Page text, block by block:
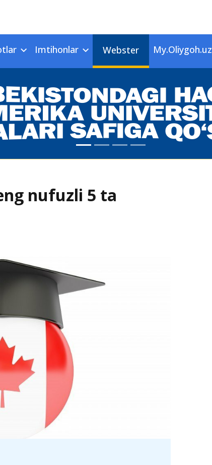
Imtihonlar Webster My.Oliygoh.uz
nufuzli 5 ta